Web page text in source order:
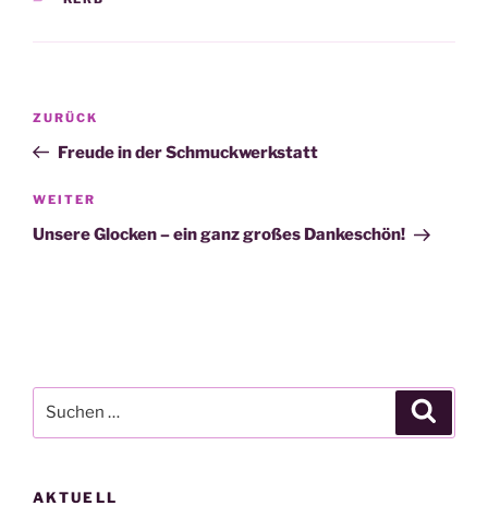
Beitragsnavigation
Vorheriger
Beitrag
ZURÜCK
Freude in der Schmuckwerkstatt
Nächster
Beitrag
WEITER
Unsere Glocken – ein ganz großes Dankeschön!
nach:
AKTUELL